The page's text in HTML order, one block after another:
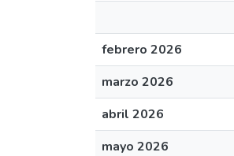
febrero 2026
marzo 2026
abril 2026
mayo 2026